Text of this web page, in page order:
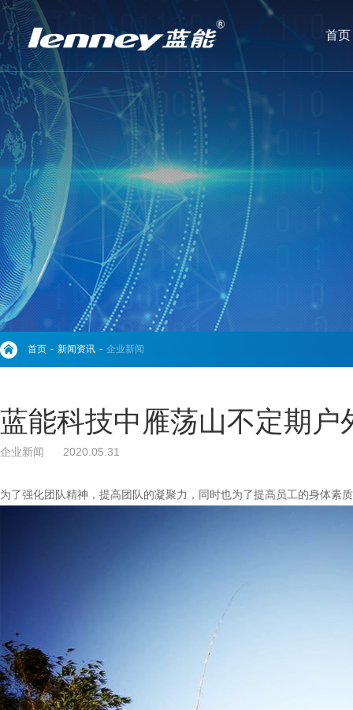
首页
首页 - 新闻资讯 - 企业新闻
蓝能科技中雁荡山不定期户
企业新闻 2020.05.31
为了强化团队精神，提高团队的凝聚力，同时也为了提高员工的身体素